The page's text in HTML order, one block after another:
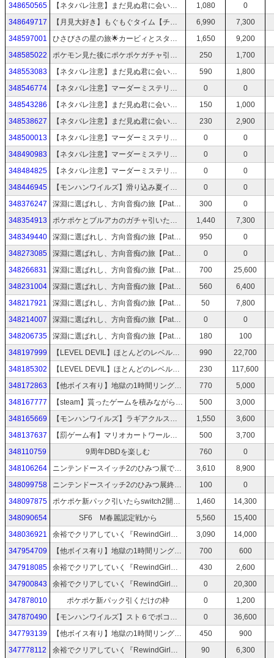
348650565
【ネタバレ注意】まだ見ぬ君に会いにいく──「百英雄伝」で英雄探しの旅【ハード】 #4 1,080
0
348649717
【月見大好き】もぐもぐタイム【チョコミントアイス歯磨き粉】 6,990
7,300
348597001
ひさびさの星の旅🌟カービィとスターリーワールドへ！ #1 1,650
9,200
348585022
ポケモン見た後にポケポケガチャ引く！ 250
1,700
348553083
【ネタバレ注意】まだ見ぬ君に会いにいく──「百英雄伝」で英雄探しの旅【ハード】 #3 590
1,800
348546774
【ネタバレ注意】マーダーミステリー『そらとくじらのエンゲ』【番組説明欄必ず見てからご視聴下さい】 0
0
348543286
【ネタバレ注意】まだ見ぬ君に会いにいく──「百英雄伝」で英雄探しの旅【ハード】 #2 150
1,000
348538627
【ネタバレ注意】まだ見ぬ君に会いにいく──「百英雄伝」で英雄探しの旅 #1 230
2,900
348500013
【ネタバレ注意】マーダーミステリー『天使がいた町』【GM視点、番組説明欄必ず見てからご視聴下さい】 0
0
348490983
【ネタバレ注意】マーダーミステリー『おにさがし』【番組説明欄必ず見てからご視聴下さい】 0
0
348484825
【ネタバレ注意】マーダーミステリー『日陰草の住む屋敷』【GM視点、番組説明欄必ず見てからご視聴下さい】 0
0
348446945
【モンハンワイルズ】滑り込み夏イベント【チャアク初心者】 0
0
348376247
深淵に選ばれし、方向音痴の旅【Path of the Abyss】 #7 300
0
348354913
ポケポケとブルアカのガチャ引いた後ちょっと見守ってほしい枠 1,440
7,300
348349440
深淵に選ばれし、方向音痴の旅【Path of the Abyss】 #6 950
0
348273085
深淵に選ばれし、方向音痴の旅【Path of the Abyss】 #5 0
0
348266831
深淵に選ばれし、方向音痴の旅【Path of the Abyss】 #4 700
25,600
348231004
深淵に選ばれし、方向音痴の旅【Path of the Abyss】 #3 560
6,400
348217921
深淵に選ばれし、方向音痴の旅【Path of the Abyss】 #2 50
7,800
348214007
深淵に選ばれし、方向音痴の旅【Path of the Abyss】 #2 0
0
348206735
深淵に選ばれし、方向音痴の旅【Path of the Abyss】 #1 180
100
348197999
【LEVEL DEVIL】ほとんどのレベルは2、3回の試行で簡単にクリアできるらしいゲーム #2 990
22,700
348185302
【LEVEL DEVIL】ほとんどのレベルは2、3回の試行で簡単にクリアできるらしいゲーム #1 230
117,600
348172863
【他ボイス有り】地獄の1時間リングフィットアドベンチャー 770
5,000
348167777
【steam】貰ったゲームを積みながら更に積みゲーを増やす枠【サマーセール】 500
3,000
348165669
【モンハンワイルズ】ラギアクルスいくぞー！【チャアク初心者】 1,550
3,600
348137637
【罰ゲーム有】マリオカートワールドで対決！【うきゅー・めー・横になりたい】 500
3,700
348110759
9周年DBDを楽しむ 760
0
348106264
ニンテンドースイッチ2のひみつ展できるとこまで！ 3,610
8,900
348099758
ニンテンドースイッチ2のひみつ展終わったらマリカ！！ 100
0
348097875
ポケポケ新パック引いたらswitch2開封する！！（途中からご飯食べます） 1,460
14,300
348090654
SF6 M春麗認定戦から 5,560
15,400
348036921
余裕でクリアしていく『RewindGirl』⏪ 3,090
14,000
347954709
【他ボイス有り】地獄の1時間リングフィットアドベンチャー 700
600
347918085
余裕でクリアしていく『RewindGirl』⏪ 430
2,600
347900843
余裕でクリアしていく『RewindGirl』⏪ 0
20,300
347878010
ポケポケ新パック引くだけの枠 0
1,200
347870490
【モンハンワイルズ】スト６でボコられてる豪鬼を使いに行くぞ！！【チャアク初心者】 0
36,600
347793139
【他ボイス有り】地獄の1時間リングフィットアドベンチャー 450
900
347778112
余裕でクリアしていく『RewindGirl』⏪ 90 6,300